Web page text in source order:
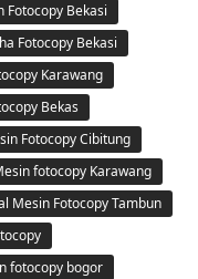
Fotocopy Bekasi
Fotocopy Bekasi
Karawang
Bekas
Fotocopy Cibitung
fotocopy Karawang
Mesin Fotocopy Tambun
fotocopy bogor